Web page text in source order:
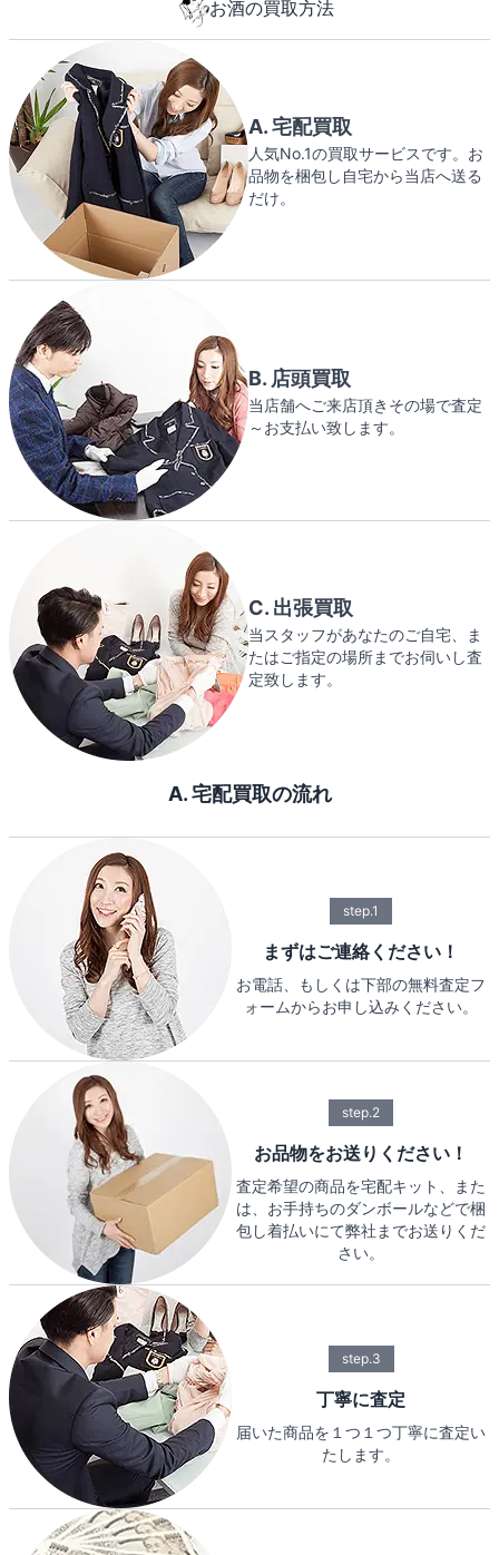
お酒の買取方法
A. 宅配買取
人気No.1の買取サービスです。お
品物を梱包し自宅から当店へ送る
だけ。
B. 店頭買取
当店舗へご来店頂きその場で査定
～お支払い致します。
C. 出張買取
当スタッフがあなたのご自宅、ま
たはご指定の場所までお伺いし査
定致します。
A. 宅配買取の流れ
step.1
まずはご連絡ください！
お電話、もしくは下部の無料査定フ
ォームからお申し込みください。
step.2
お品物をお送りください！
査定希望の商品を宅配キット、また
は、お手持ちのダンボールなどで梱
包し着払いにて弊社までお送りくだ
さい。
step.3
丁寧に査定
届いた商品を１つ１つ丁寧に査定い
たします。